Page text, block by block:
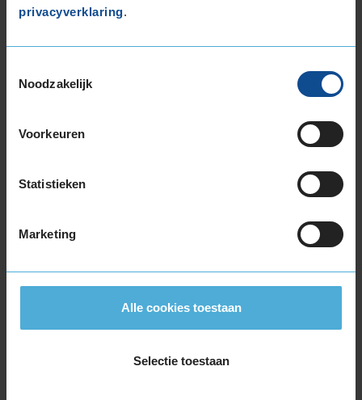
privacyverklaring.
Noodzakelijk
Voorkeuren
Statistieken
Marketing
Alle cookies toestaan
Selectie toestaan
18-inch banden
215/45R18 93V EXTRALOAD
215/55R18 99V EXTRALOAD
225/45R18 95V EXTRALOAD
225/55R18 102V EXTRALOAD